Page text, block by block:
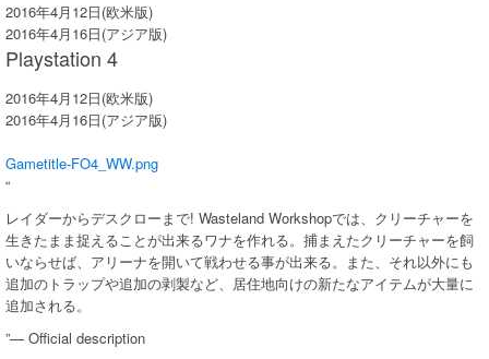
2016年4月12日(欧米版)
2016年4月16日(アジア版)
Playstation 4
2016年4月12日(欧米版)
2016年4月16日(アジア版)
Gametitle-FO4_WW.png
“
レイダーからデスクローまで! Wasteland Workshopでは、クリーチャーを
生きたまま捉えることが出来るワナを作れる。捕まえたクリーチャーを飼
いならせば、アリーナを開いて戦わせる事が出来る。また、それ以外にも
追加のトラップや追加の剥製など、居住地向けの新たなアイテムが大量に
追加される。
”— Official description